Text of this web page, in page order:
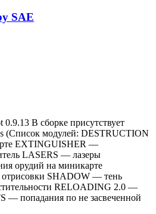
SAE
0.9.13 В сборке присутствует
(Список модулей: DESTRUCTION
EXTINGUISHER —
LASERS — лазеры
орудий на миникарте
SHADOW — тень
RELOADING 2.0 —
— попадания по не засвеченной